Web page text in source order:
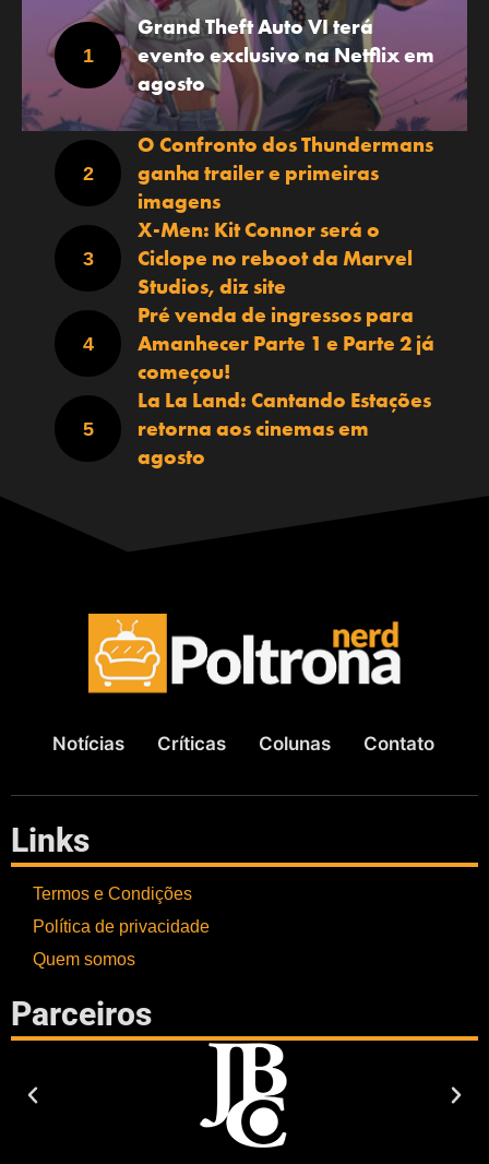
Grand Theft Auto VI terá
evento exclusivo na Netflix em
agosto
O Confronto dos Thundermans
ganha trailer e primeiras
imagens
X-Men: Kit Connor será o
Ciclope no reboot da Marvel
Studios, diz site
Pré venda de ingressos para
Amanhecer Parte 1 e Parte 2 já
começou!
La La Land: Cantando Estações
retorna aos cinemas em
agosto
Notícias Críticas Colunas Contato
Links
Termos e Condições
Política de privacidade
Quem somos
Parceiros